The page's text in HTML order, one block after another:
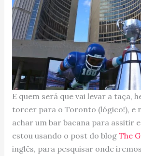
E quem será que vai levar a taça,
torcer para o Toronto (lógico!), e
achar um bar bacana para assitir
estou usando o post do blog The
inglês, para pesquisar onde